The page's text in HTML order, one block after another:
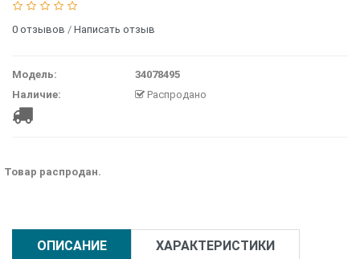
0 отзывов / Написать отзыв
Модель:
34078495
Наличие:
Распродано
Товар распродан.
ОПИСАНИЕ ХАРАКТЕРИСТИКИ